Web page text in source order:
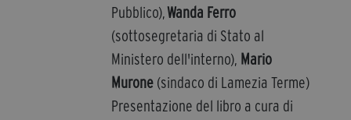
Pubblico),Wanda Ferro
(sottosegretaria di Stato al
Ministero dell'interno), Mario
Murone (sindaco di Lamezia Terme)
Presentazione del libro a cura di